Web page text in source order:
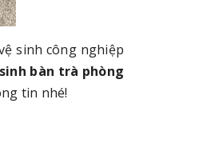
sinh công nghiệp
bàn trà phòng
tin nhé!